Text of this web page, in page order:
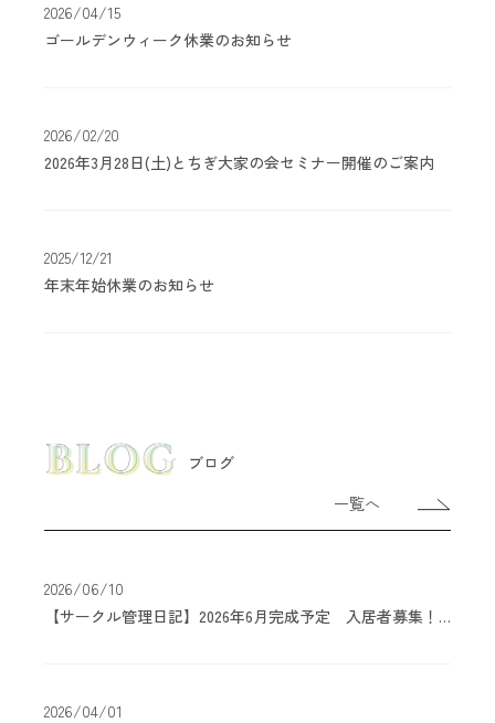
2026/04/15
ゴールデンウィーク休業のお知らせ
2026/02/20
2026年3月28日(土)とちぎ大家の会セミナー開催のご案内
2025/12/21
年末年始休業のお知らせ
ブログ
一覧へ
2026/06/10
【サークル管理日記】2026年6月完成予定 入居者募集！1DK・68,000円〜「Villa Poire（清原台）」
2026/04/01